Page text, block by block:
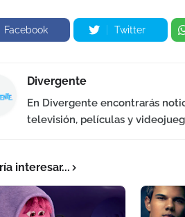
Facebook Twitter
Divergente
En Divergente encontrarás
televisión, películas y
interesar...